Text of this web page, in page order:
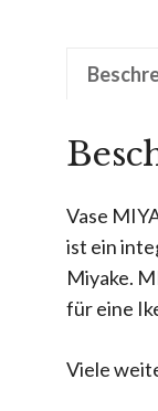
Vase
ist ein
Miyake.
für eine
Viele